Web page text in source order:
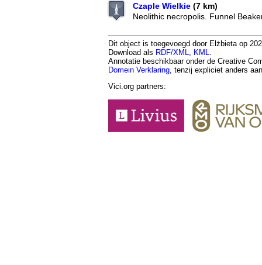
Czaple Wielkie (7 km)
Neolithic necropolis. Funnel
Dit object is toegevoegd door Elżbieta op
Download als RDF/XML KML
Annotatie beschikbaar onder de Creative
Domein Verklaring , tenzij expliciet anders
Vici.org partners: